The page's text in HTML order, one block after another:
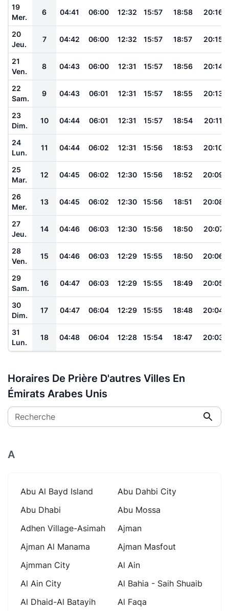
19
Mer.
6 04:41 06:00 12:32 15:57 18:58 20:16
20
Jeu.
7 04:42 06:00 12:32 15:57 18:57 20:15
21
Ven.
8 04:43 06:00 12:31 15:57 18:56 20:14
22
Sam.
9 04:43 06:01 12:31 15:57 18:55 20:13
23
Dim.
10 04:44 06:01 12:31 15:57 18:54 20:11
24
Lun.
11 04:44 06:02 12:31 15:56 18:53 20:10
25
Mar.
12 04:45 06:02 12:30 15:56 18:52 20:09
26
Mer.
13 04:45 06:02 12:30 15:56 18:51 20:08
27
Jeu.
14 04:46 06:03 12:30 15:56 18:50 20:07
28
Ven.
15 04:46 06:03 12:29 15:55 18:50 20:06
29
Sam.
16 04:47 06:03 12:29 15:55 18:49 20:05
30
Dim.
17 04:47 06:04 12:29 15:55 18:48 20:04
31
Lun.
18 04:48 06:04 12:28 15:54 18:47 20:03
Horaires De Prière D'autres Villes En
Émirats Arabes Unis
Recherche
A
Abu Al Bayd Island
Abu Dahbi City
Abu Dhabi
Abu Mossa
Adhen Village-Asimah
Ajman
Ajman Al Manama
Ajman Masfout
Ajmman City
Al Ain
Al Ain City
Al Bahia - Saih Shuaib
Al Dhaid-Al Batayih
Al Faqa